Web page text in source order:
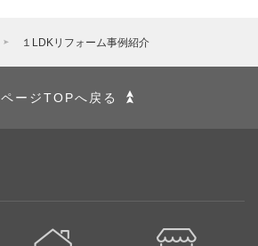
１LDKリフォーム事例紹介
ページTOPへ戻る